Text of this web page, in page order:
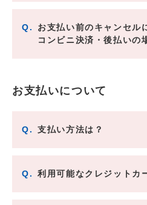
Q.
お支払い前のキャンセル
コンビニ決済・後払いの
お支払いについて
Q. 支払い方法は？
Q. 利用可能なクレジットカ